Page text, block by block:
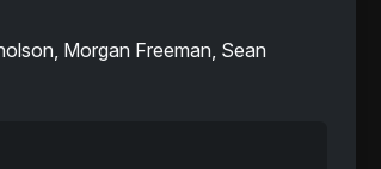
Morgan Freeman, Sean